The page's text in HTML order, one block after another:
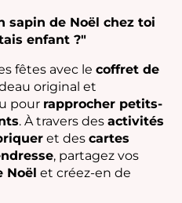
sapin de Noël chez toi
enfant ?"
fêtes avec le coffret de
original et
pour rapprocher petits-
. À travers des activités
et des cartes
, partagez vos
Noël et créez-en de